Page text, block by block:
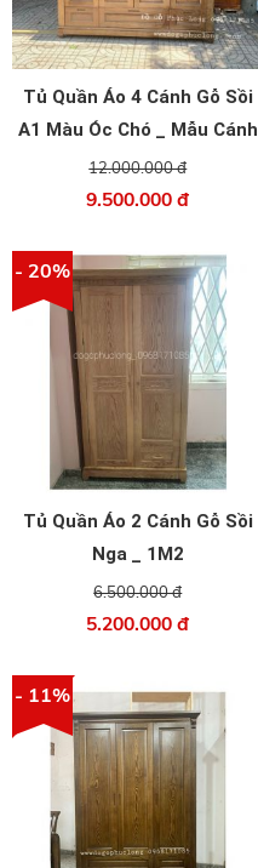
Tủ Quần Áo 4 Cánh Gỗ Sồi
A1 Màu Óc Chó _ Mẫu Cánh
Trơn
12.000.000 đ
9.500.000 đ
- 20%
Tủ Quần Áo 2 Cánh Gỗ Sồi
Nga _ 1M2
6.500.000 đ
5.200.000 đ
- 11%